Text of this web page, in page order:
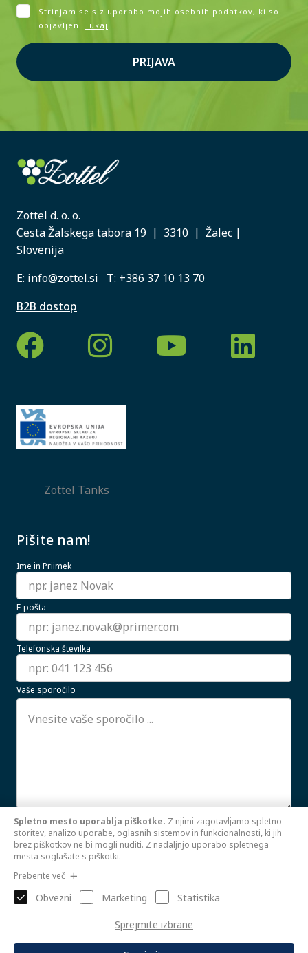
Strinjam se s z uporabo mojih osebnih podatkov, ki so
objavljeni Tukaj
PRIJAVA
Zottel d. o. o.
Cesta Žalskega tabora 19 | 3310 | Žalec |
Slovenija
E: info@zottel.si T: +386 37 10 13 70
B2B dostop
Zottel Tanks
Pišite nam!
Ime in Priimek
E-pošta
Telefonska številka
Vaše sporočilo
Strinjam se z uporabo mojih osebnih podatkov.
PREBERI VEČ
Spletno mesto uporablja piškotke. Z njimi zagotavljamo spletno
storitev, analizo uporabe, oglasnih sistemov in funkcionalnosti, ki jih
brez piškotkov ne bi mogli nuditi. Z nadaljnjo uporabo spletnega
mesta soglašate s piškotki.
Preberite več
Obvezni Marketing Statistika
Sprejmite izbrane